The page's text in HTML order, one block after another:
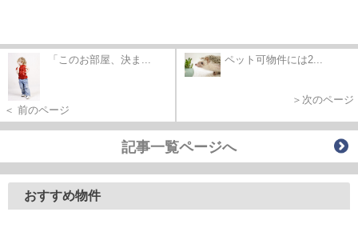
「このお部屋、決ま...
＜ 前のページ
ペット可物件には2...
＞次のページ
記事一覧ページへ
おすすめ物件